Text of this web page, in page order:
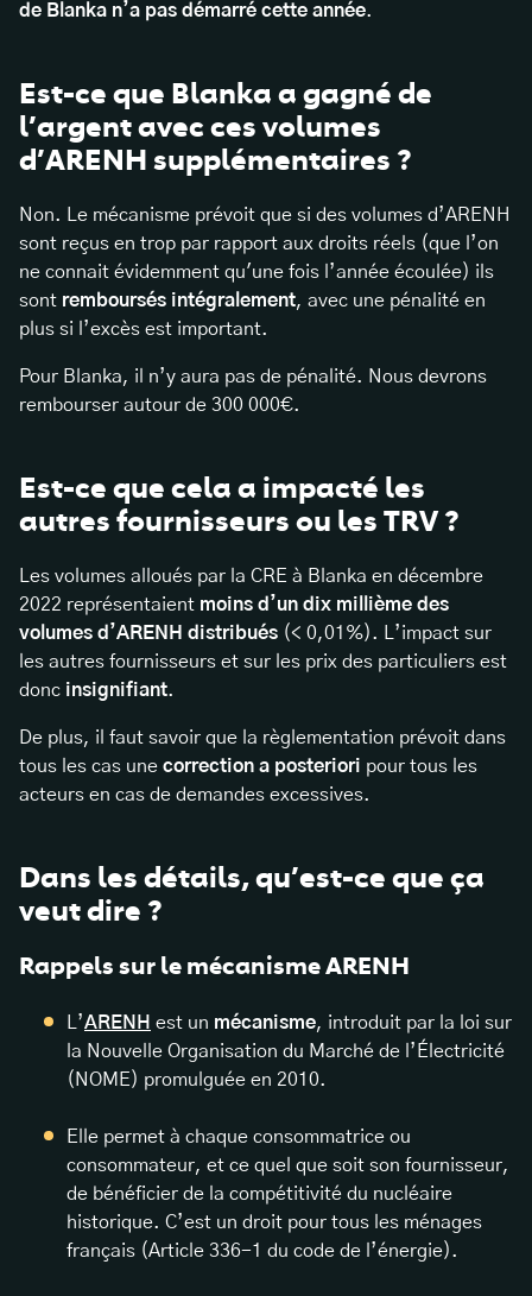
de Blanka n’a pas démarré cette année.
Est-ce que Blanka a gagné de
l’argent avec ces volumes
d’ARENH supplémentaires ?
Non. Le mécanisme prévoit que si des volumes d’ARENH
sont reçus en trop par rapport aux droits réels (que l’on
ne connait évidemment qu'une fois l’année écoulée) ils
sont remboursés intégralement, avec une pénalité en
plus si l’excès est important.
Pour Blanka, il n’y aura pas de pénalité. Nous devrons
rembourser autour de 300 000€.
Est-ce que cela a impacté les
autres fournisseurs ou les TRV ?
Les volumes alloués par la CRE à Blanka en décembre
2022 représentaient moins d’un dix millième des
volumes d’ARENH distribués (< 0,01%). L’impact sur
les autres fournisseurs et sur les prix des particuliers est
donc insignifiant.
De plus, il faut savoir que la règlementation prévoit dans
tous les cas une correction a posteriori pour tous les
acteurs en cas de demandes excessives.
Dans les détails, qu’est-ce que ça
veut dire ?
Rappels sur le mécanisme ARENH
L’ARENH est un mécanisme, introduit par la loi sur
la Nouvelle Organisation du Marché de l’Électricité
(NOME) promulguée en 2010.
Elle permet à chaque consommatrice ou
consommateur, et ce quel que soit son fournisseur,
de bénéficier de la compétitivité du nucléaire
historique. C’est un droit pour tous les ménages
français (Article 336-1 du code de l’énergie).